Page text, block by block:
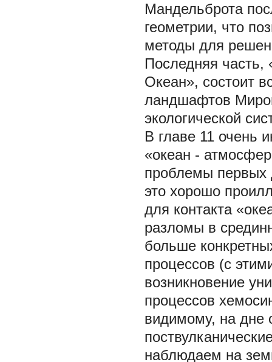
Мандельброта
геометрии, что
методы для
Последняя часть,
Океан», состоит
ландшафтов
экологической
В главе 11 очень
«океан -
проблемы первых
это хорошо
для контакта
разломы в
больше
процессов (с
возникновение
процессов
видимому, на дне
наблюдаем на